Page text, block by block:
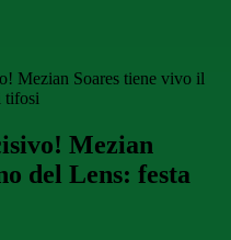
Mezian Soares tiene vivo il
tifosi
Mezian
del Lens: festa